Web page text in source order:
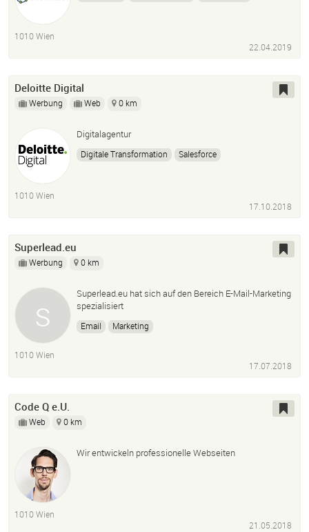
1010 Wien
22.04.2019
Deloitte Digital
Werbung Web 0 km
Digitalagentur
Digitale Transformation
Salesforce
1010 Wien
17.10.2018
Superlead.eu
Werbung 0 km
Superlead.eu hat sich auf den Bereich E-Mail-Marketing
spezialisiert
Email Marketing
1010 Wien
17.07.2018
Code Q e.U.
Web 0 km
Wir entwickeln professionelle Webseiten
1010 Wien
21.05.2018